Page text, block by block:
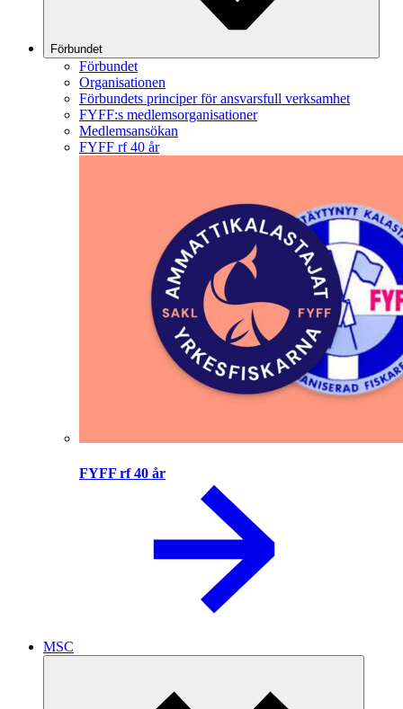
Förbundet
Förbundet
Organisationen
Förbundets principer för ansvarsfull verksamhet
FYFF:s medlemsorganisationer
Medlemsansökan
FYFF rf 40 år
FYFF rf 40 år
MSC